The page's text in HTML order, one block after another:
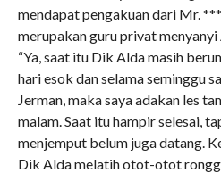
mendapat pengakuan dari Mr.
merupakan guru privat menyanyi
“Ya, saat itu Dik Alda masih
hari esok dan selama seminggu
Jerman, maka saya adakan les
malam. Saat itu hampir selesai,
menjemput belum juga datang.
Dik Alda melatih otot-otot